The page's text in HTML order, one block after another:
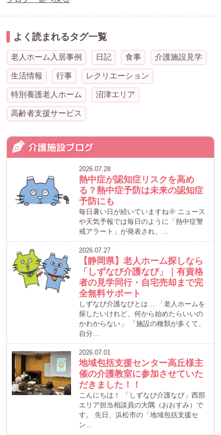
よく読まれるタグ一覧
老人ホーム入居事例 日記 食事 介護施設見学
生活情報 行事 レクリエーション
特別養護老人ホーム 沼津エリア
高齢者支援サービス
介護施設ブログ
2026.07.28
熱中症が認知症リスクを高め
る？熱中症予防は未来の認知症
予防にも
毎日暑い日が続いていますね🌞 ニュース
や天気予報では毎日のように「熱中症警
戒アラート」が発表され、…
2026.07.27
【静岡県】老人ホーム探しなら
「しずなび介護なび」｜有資格
者の見学同行・自宅売却まで完
全無料サポート
しずなび介護なびとは… 「老人ホームを
探したいけれど、何から始めたらいいの
かわからない」 「施設の種類が多くて、
自分…
2026.07.01
地域包括支援センター高丘様主
催の介護教室に参加させていた
だきました！！
こんにちは！ 「しずなび介護なび」西部
エリア担当相談員の大隅（おおすみ）で
す。 先日、浜松市の「地域包括支援セ
ン…